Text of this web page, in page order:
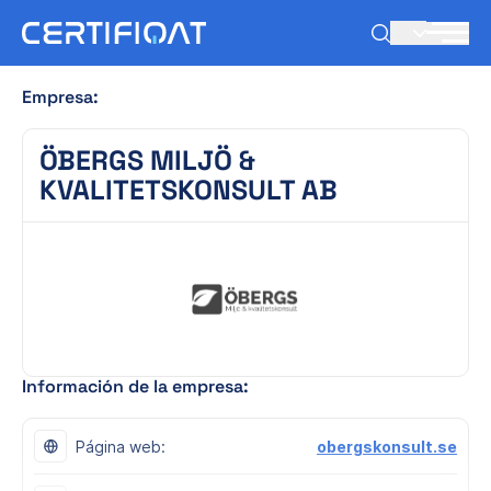
Empresa:
ÖBERGS MILJÖ &
KVALITETSKONSULT AB
Información de la empresa:
Página web: obergskonsult.se